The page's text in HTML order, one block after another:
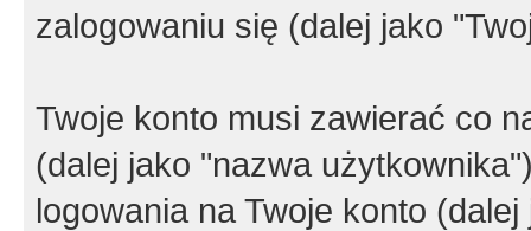
zalogowaniu się (dalej jako
Twoje konto musi zawierać co
(dalej jako "nazwa
logowania na Twoje konto